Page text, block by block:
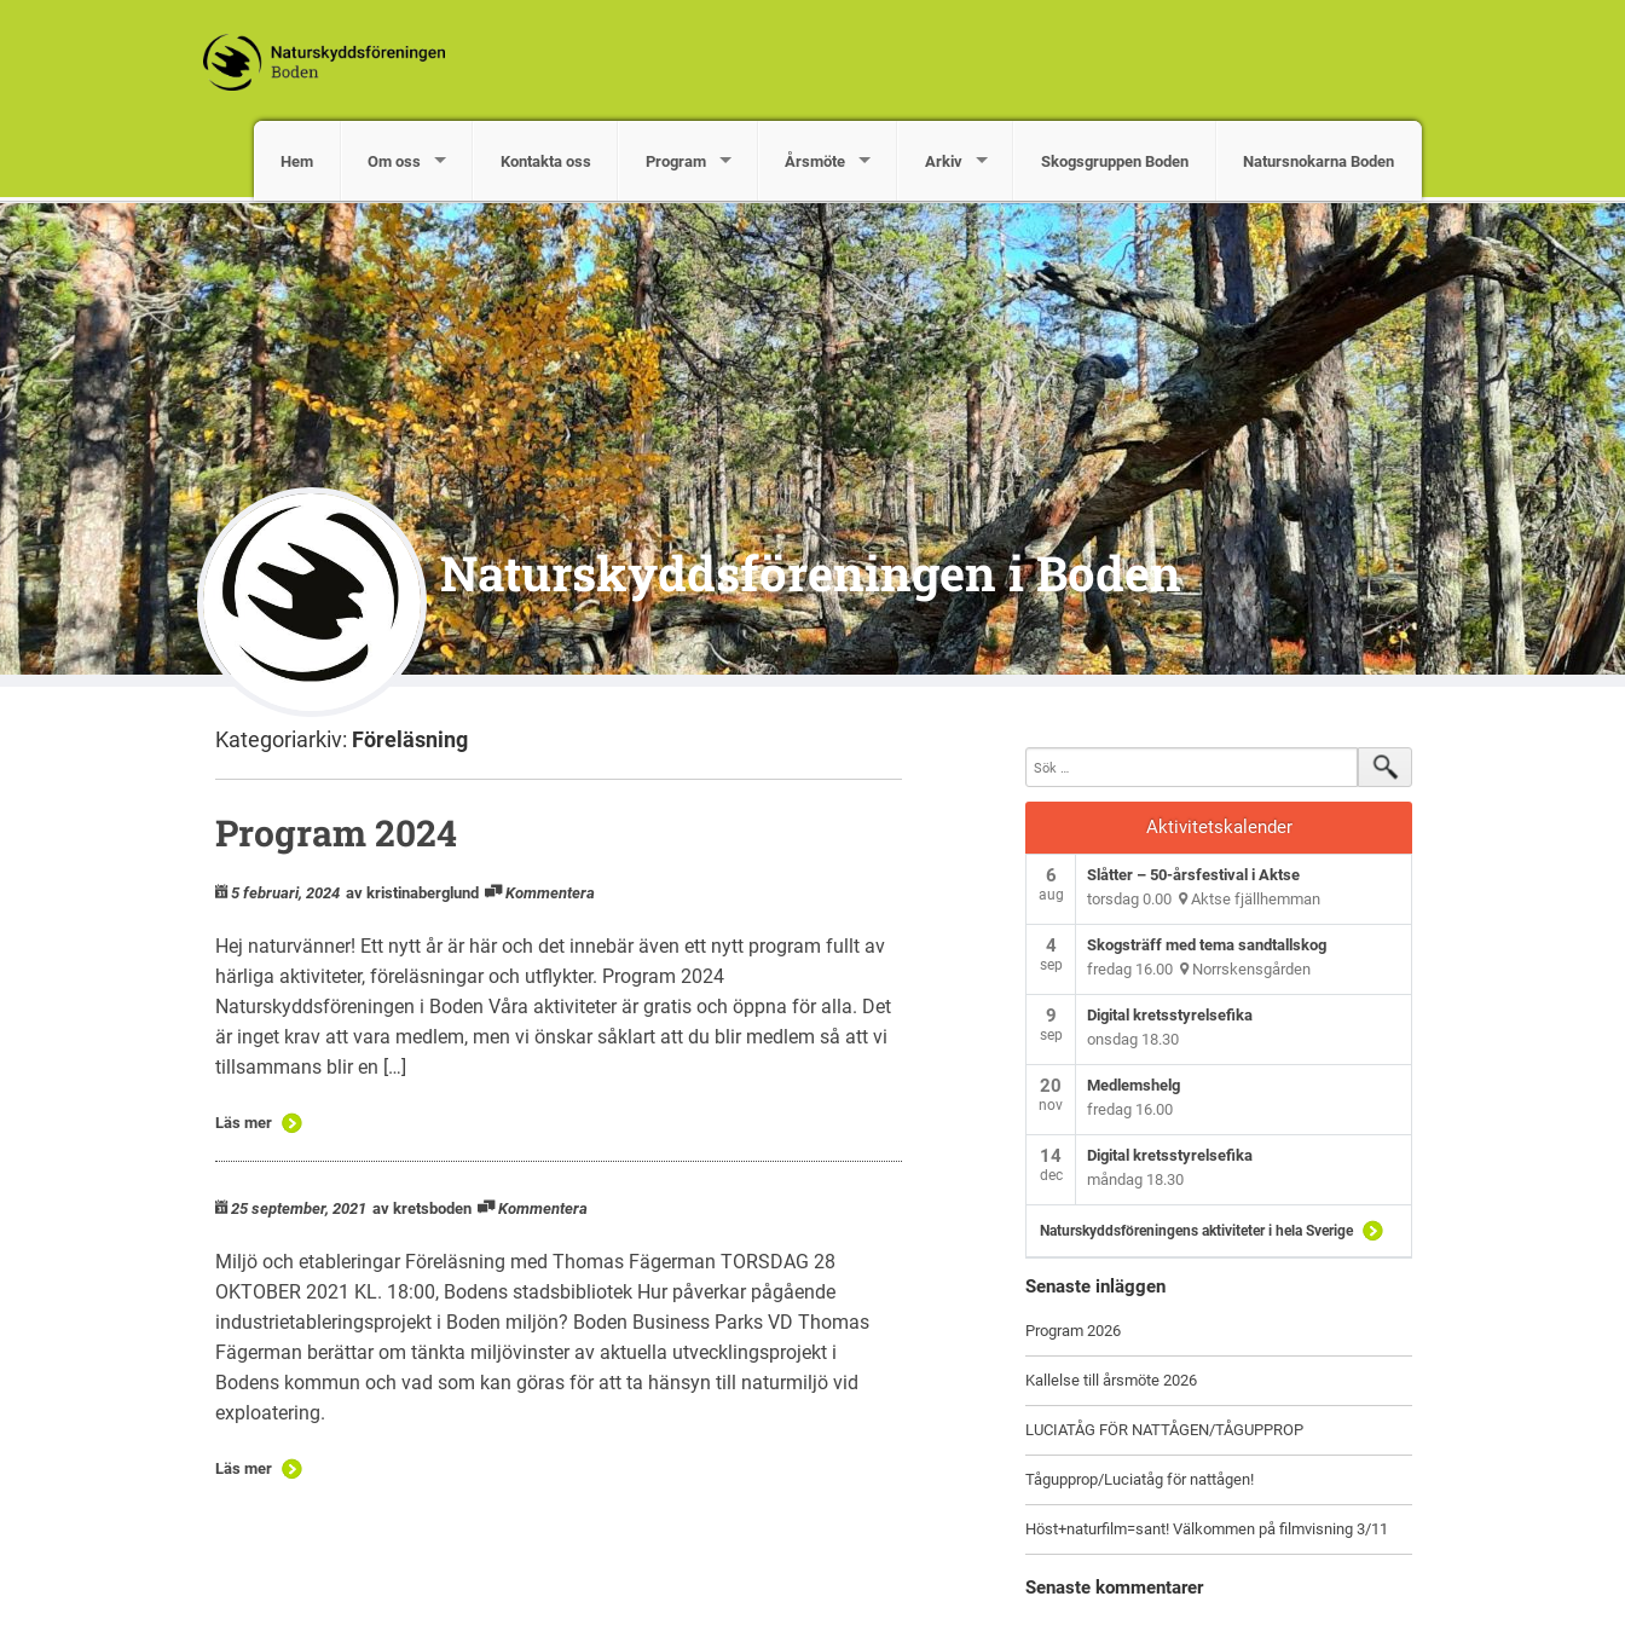
Hem Om oss Kontakta oss Program Årsmöte Arkiv Skogsgruppen Boden Natursnokarna Boden
Naturskyddsföreningen i Boden
Kategoriarkiv: Föreläsning
Program 2024
5 februari, 2024 av kristinaberglund Kommentera
Hej naturvänner! Ett nytt år är här och det innebär även ett nytt program fullt av
härliga aktiviteter, föreläsningar och utflykter. Program 2024
Naturskyddsföreningen i Boden Våra aktiviteter är gratis och öppna för alla. Det
är inget krav att vara medlem, men vi önskar såklart att du blir medlem så att vi
tillsammans blir en […]
Läs mer
25 september, 2021 av kretsboden Kommentera
Miljö och etableringar Föreläsning med Thomas Fägerman TORSDAG 28
OKTOBER 2021 KL. 18:00, Bodens stadsbibliotek Hur påverkar pågående
industrietableringsprojekt i Boden miljön? Boden Business Parks VD Thomas
Fägerman berättar om tänkta miljövinster av aktuella utvecklingsprojekt i
Bodens kommun och vad som kan göras för att ta hänsyn till naturmiljö vid
exploatering.
Läs mer
Aktivitetskalender
6
aug
Slåtter – 50-årsfestival i Aktse
torsdag 0.00 Aktse fjällhemman
4
sep
Skogsträff med tema sandtallskog
fredag 16.00 Norrskensgården
9
sep
Digital kretsstyrelsefika
onsdag 18.30
20
nov
Medlemshelg
fredag 16.00
14
dec
Digital kretsstyrelsefika
måndag 18.30
Naturskyddsföreningens aktiviteter i hela Sverige
Senaste inläggen
Program 2026
Kallelse till årsmöte 2026
LUCIATÅG FÖR NATTÅGEN/TÅGUPPROP
Tågupprop/Luciatåg för nattågen!
Höst+naturfilm=sant! Välkommen på filmvisning 3/11
Senaste kommentarer